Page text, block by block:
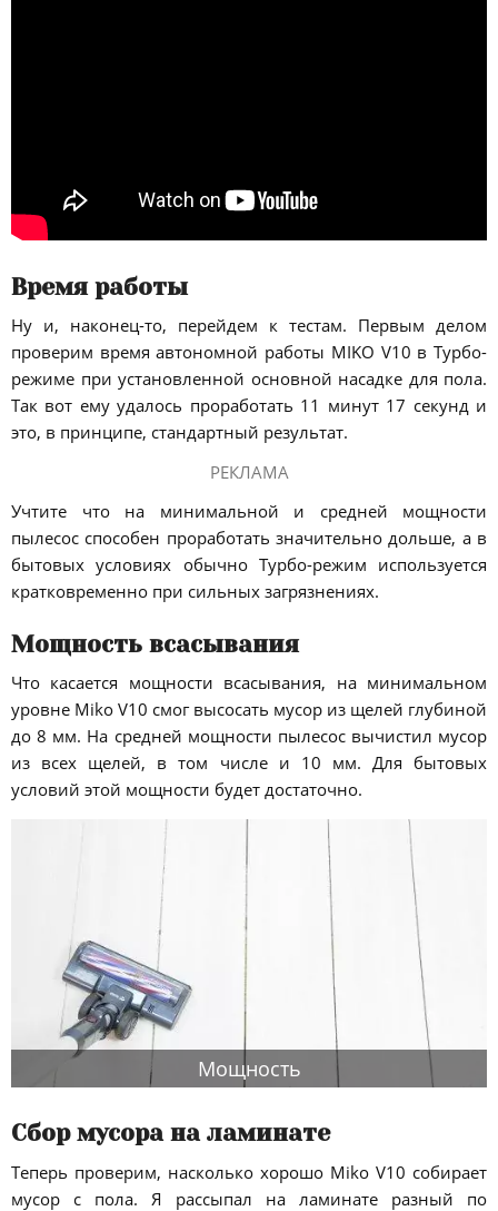
Время работы
Ну и, наконец-то, перейдем к тестам. Первым делом
проверим время автономной работы MIKO V10 в Турбо-
режиме при установленной основной насадке для пола.
Так вот ему удалось проработать 11 минут 17 секунд и
это, в принципе, стандартный результат.
РЕКЛАМА
Учтите что на минимальной и средней мощности
пылесос способен проработать значительно дольше, а в
бытовых условиях обычно Турбо-режим используется
кратковременно при сильных загрязнениях.
Мощность всасывания
Что касается мощности всасывания, на минимальном
уровне Miko V10 смог высосать мусор из щелей глубиной
до 8 мм. На средней мощности пылесос вычистил мусор
из всех щелей, в том числе и 10 мм. Для бытовых
условий этой мощности будет достаточно.
Мощность
Сбор мусора на ламинате
Теперь проверим, насколько хорошо Miko V10 собирает
мусор с пола. Я рассыпал на ламинате разный по